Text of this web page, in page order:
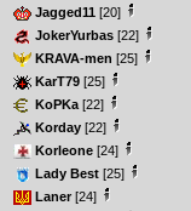
Jagged11 [20]
JokerYurbas [22]
KRAVA-men [25]
KarT79 [25]
KoPKa [22]
Korday [22]
Korleone [24]
Lady Best [25]
Laner [24]